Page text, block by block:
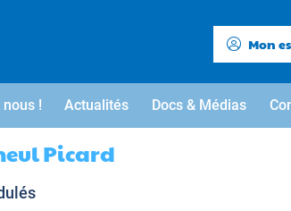
Mon
nous ! Actualités Docs & Médias
Picard